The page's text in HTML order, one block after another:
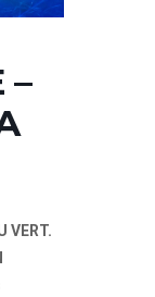
–
VERT.